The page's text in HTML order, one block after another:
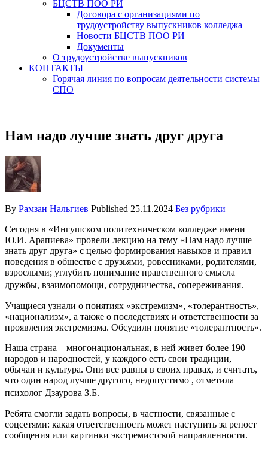
БЦСТВ ПОО РИ
Договора с организациями по
трудоустройству выпускников колледжа
Новости БЦСТВ ПОО РИ
Документы
О трудоустройстве выпускников
КОНТАКТЫ
Горячая линия по вопросам деятельности системы
СПО
Нам надо лучше знать друг друга
By Рамзан Нальгиев Published 25.11.2024 Без рубрики
Сегодня в «Ингушском политехническом колледже имени
Ю.И. Арапиева» провели лекцию на тему «Нам надо лучше
знать друг друга» с целью формирования навыков и правил
поведения в обществе с друзьями, ровесниками, родителями,
взрослыми; углубить понимание нравственного смысла
дружбы, взаимопомощи, сотрудничества, сопереживания.
Учащиеся узнали о понятиях «экстремизм», «толерантность»,
«национализм», а также о последствиях и ответственности за
проявления экстремизма. Обсудили понятие «толерантность».
Наша страна – многонациональная, в ней живет более 190
народов и народностей, у каждого есть свои традиции,
обычаи и культура. Они все равны в своих правах, и считать,
что один народ лучше другого, недопустимо , отметила
психолог Дзаурова З.Б.
Ребята смогли задать вопросы, в частности, связанные с
соцсетями: какая ответственность может наступить за репост
сообщения или картинки экстремистской направленности.